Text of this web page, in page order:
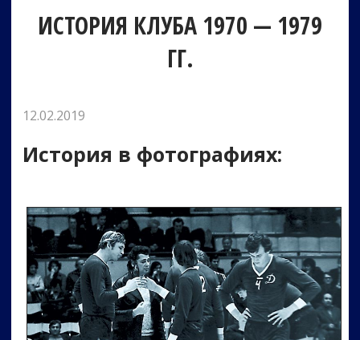
ИСТОРИЯ КЛУБА 1970 — 1979
ГГ.
12.02.2019
История в фотографиях: